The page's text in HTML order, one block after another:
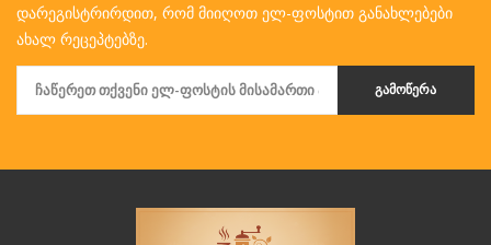
დარეგისტრირდით, რომ მიიღოთ ელ-ფოსტით განახლებები
ახალ რეცეპტებზე.
ᲒᲐᲛᲝᲬᲔᲠᲐ